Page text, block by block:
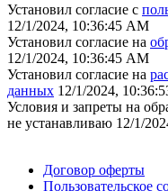
Установил согласие с
12/1/2024, 10:36:45 AM
Установил согласие на
12/1/2024, 10:36:45 AM
Установил согласие на
данных 12/1/2024,
Условия и запреты на
не устанавливаю 12/1/
Договор оферты
Пользовательское